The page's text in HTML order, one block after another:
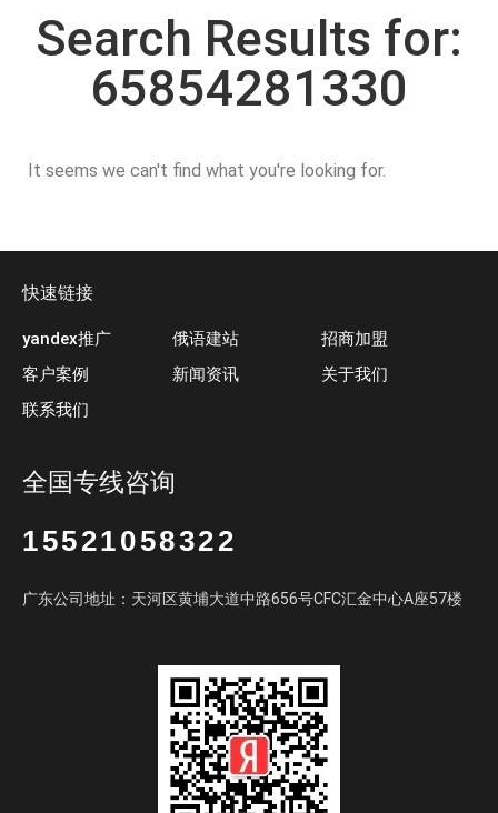
Search Results for:
65854281330
It seems we can't find what you're looking for.
快速链接
yandex推广
客户案例
联系我们
俄语建站
新闻资讯
招商加盟
关于我们
全国专线咨询
15521058322
广东公司地址：天河区黄埔大道中路656号CFC汇金中心A座57楼